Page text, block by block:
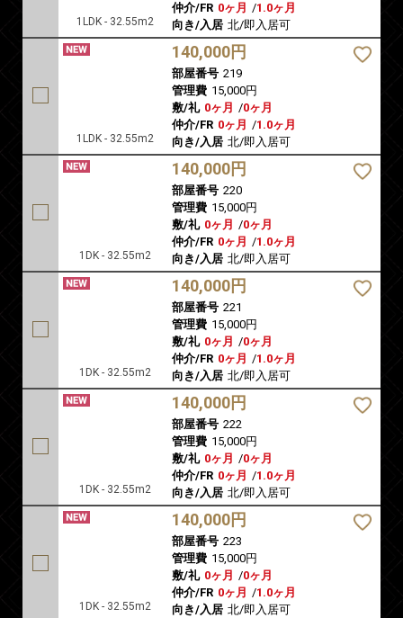
1LDK - 32.55m2
仲介/FR 0ヶ月 /1.0ヶ月
向き/入居 北/即入居可
1LDK - 32.55m2
140,000円
部屋番号 219
管理費 15,000円
敷/礼 0ヶ月 /0ヶ月
仲介/FR 0ヶ月 /1.0ヶ月
向き/入居 北/即入居可
1DK - 32.55m2
140,000円
部屋番号 220
管理費 15,000円
敷/礼 0ヶ月 /0ヶ月
仲介/FR 0ヶ月 /1.0ヶ月
向き/入居 北/即入居可
1DK - 32.55m2
140,000円
部屋番号 221
管理費 15,000円
敷/礼 0ヶ月 /0ヶ月
仲介/FR 0ヶ月 /1.0ヶ月
向き/入居 北/即入居可
1DK - 32.55m2
140,000円
部屋番号 222
管理費 15,000円
敷/礼 0ヶ月 /0ヶ月
仲介/FR 0ヶ月 /1.0ヶ月
向き/入居 北/即入居可
1DK - 32.55m2
140,000円
部屋番号 223
管理費 15,000円
敷/礼 0ヶ月 /0ヶ月
仲介/FR 0ヶ月 /1.0ヶ月
向き/入居 北/即入居可